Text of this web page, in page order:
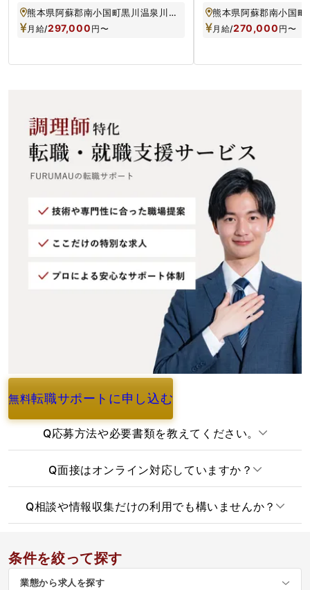
熊本県阿蘇郡南小国町黒川温泉川端通り
月給/297,000 円〜
額負担／無料の賄いつき
月給/270,000 円〜
無料転職サポートに申し込む
よくあるご質問
Q応募方法や必要書類を教えてください。
Q面接はオンライン対応していますか？
Q相談や情報収集だけの利用でも構いませんか？
条件を絞って探す
業態から求人を探す